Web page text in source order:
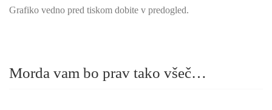
Grafiko vedno pred tiskom dobite v predogled.
Morda vam bo prav tako všeč…